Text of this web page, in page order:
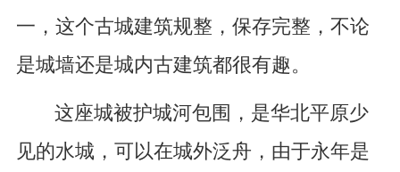
一，这个古城建筑规整，保存完整，不论
是城墙还是城内古建筑都很有趣。
这座城被护城河包围，是华北平原少
见的水城，可以在城外泛舟，由于永年是